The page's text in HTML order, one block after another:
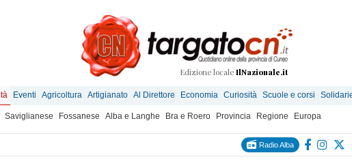
Edizione locale IlNazionale.it
Eventi Agricoltura Artigianato Al Direttore Economia Curiosità Scuole e corsi
Saviglianese Fossanese Alba e Langhe Bra e Roero Provincia Regione Europa
Radio Alba